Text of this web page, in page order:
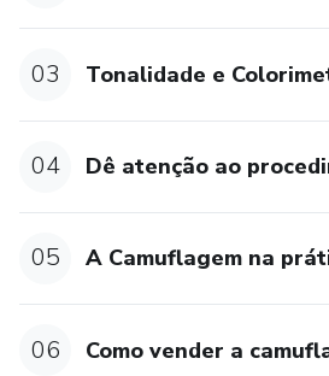
03 Tonalidade e
04 Dê atenção ao
05 A Camuflagem na
06 Como vender a